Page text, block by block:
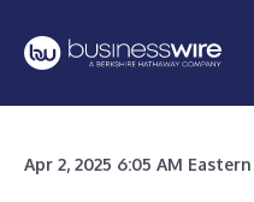
Apr 2, 2025 6:05 AM